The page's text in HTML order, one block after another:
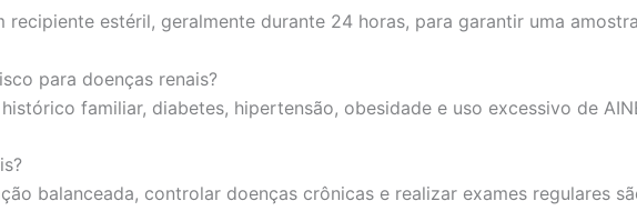
estéril, geralmente durante 24 horas, para garantir uma
para doenças renais?
familiar, diabetes, hipertensão, obesidade e uso excessivo de
balanceada, controlar doenças crônicas e realizar exames regulares